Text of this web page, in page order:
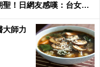
聖！日網友感嘆：台女很
大師力